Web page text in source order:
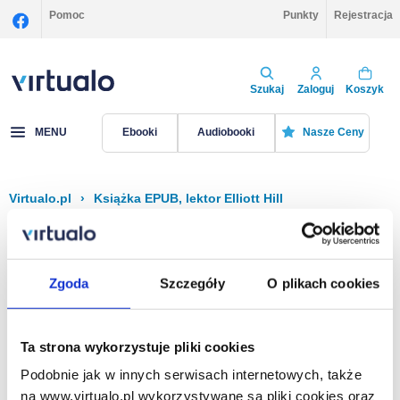
Zgoda Szczegóły O plikach cookies
Ta strona wykorzystuje pliki cookies
Podobnie jak w innych serwisach internetowych, także
na www.virtualo.pl wykorzystywane są pliki cookies oraz
Pomoc Punkty Rejestracja
Szukaj Zaloguj Koszyk
MENU Ebooki Audiobooki Nasze Ceny
Virtualo.pl › Książka EPUB, lektor Elliott Hill
Filtruj Sortuj
Na stronie